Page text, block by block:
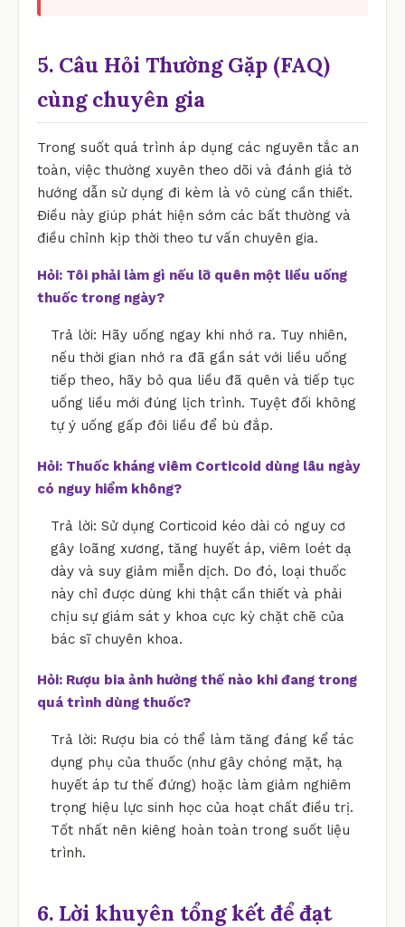
5. Câu Hỏi Thường Gặp (FAQ)
cùng chuyên gia
Trong suốt quá trình áp dụng các nguyên tắc an
toàn, việc thường xuyên theo dõi và đánh giá tờ
hướng dẫn sử dụng đi kèm là vô cùng cần thiết.
Điều này giúp phát hiện sớm các bất thường và
điều chỉnh kịp thời theo tư vấn chuyên gia.
Hỏi: Tôi phải làm gì nếu lỡ quên một liều uống
thuốc trong ngày?
Trả lời: Hãy uống ngay khi nhớ ra. Tuy nhiên,
nếu thời gian nhớ ra đã gần sát với liều uống
tiếp theo, hãy bỏ qua liều đã quên và tiếp tục
uống liều mới đúng lịch trình. Tuyệt đối không
tự ý uống gấp đôi liều để bù đắp.
Hỏi: Thuốc kháng viêm Corticoid dùng lâu ngày
có nguy hiểm không?
Trả lời: Sử dụng Corticoid kéo dài có nguy cơ
gây loãng xương, tăng huyết áp, viêm loét dạ
dày và suy giảm miễn dịch. Do đó, loại thuốc
này chỉ được dùng khi thật cần thiết và phải
chịu sự giám sát y khoa cực kỳ chặt chẽ của
bác sĩ chuyên khoa.
Hỏi: Rượu bia ảnh hưởng thế nào khi đang trong
quá trình dùng thuốc?
Trả lời: Rượu bia có thể làm tăng đáng kể tác
dụng phụ của thuốc (như gây chóng mặt, hạ
huyết áp tư thế đứng) hoặc làm giảm nghiêm
trọng hiệu lực sinh học của hoạt chất điều trị.
Tốt nhất nên kiêng hoàn toàn trong suốt liệu
trình.
6. Lời khuyên tổng kết để đạt